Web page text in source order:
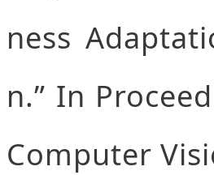
ness
n.” In
Computer